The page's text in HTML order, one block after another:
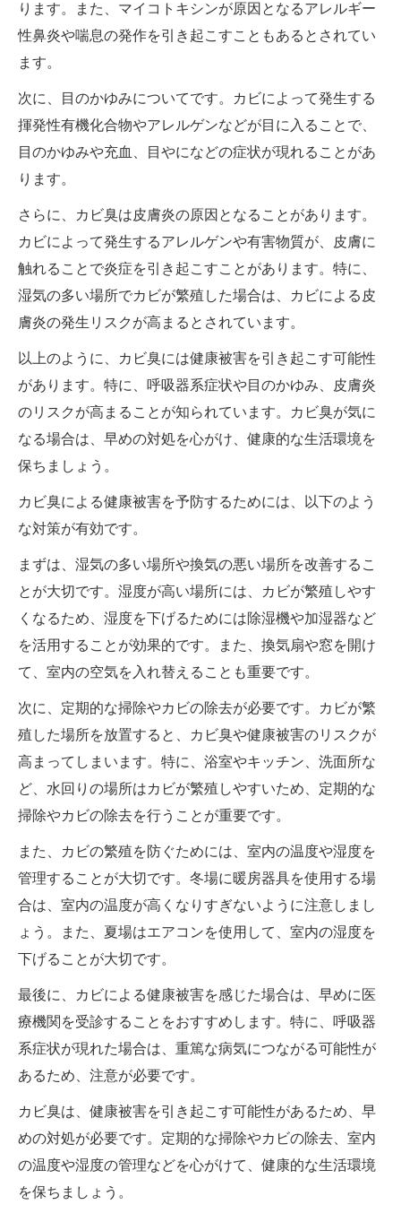
ります。また、マイコトキシンが原因となるアレルギー
性鼻炎や喘息の発作を引き起こすこともあるとされてい
ます。
次に、目のかゆみについてです。カビによって発生する
揮発性有機化合物やアレルゲンなどが目に入ることで、
目のかゆみや充血、目やになどの症状が現れることがあ
ります。
さらに、カビ臭は皮膚炎の原因となることがあります。
カビによって発生するアレルゲンや有害物質が、皮膚に
触れることで炎症を引き起こすことがあります。特に、
湿気の多い場所でカビが繁殖した場合は、カビによる皮
膚炎の発生リスクが高まるとされています。
以上のように、カビ臭には健康被害を引き起こす可能性
があります。特に、呼吸器系症状や目のかゆみ、皮膚炎
のリスクが高まることが知られています。カビ臭が気に
なる場合は、早めの対処を心がけ、健康的な生活環境を
保ちましょう。
カビ臭による健康被害を予防するためには、以下のよう
な対策が有効です。
まずは、湿気の多い場所や換気の悪い場所を改善するこ
とが大切です。湿度が高い場所には、カビが繁殖しやす
くなるため、湿度を下げるためには除湿機や加湿器など
を活用することが効果的です。また、換気扇や窓を開け
て、室内の空気を入れ替えることも重要です。
次に、定期的な掃除やカビの除去が必要です。カビが繁
殖した場所を放置すると、カビ臭や健康被害のリスクが
高まってしまいます。特に、浴室やキッチン、洗面所な
ど、水回りの場所はカビが繁殖しやすいため、定期的な
掃除やカビの除去を行うことが重要です。
また、カビの繁殖を防ぐためには、室内の温度や湿度を
管理することが大切です。冬場に暖房器具を使用する場
合は、室内の温度が高くなりすぎないように注意しまし
ょう。また、夏場はエアコンを使用して、室内の湿度を
下げることが大切です。
最後に、カビによる健康被害を感じた場合は、早めに医
療機関を受診することをおすすめします。特に、呼吸器
系症状が現れた場合は、重篤な病気につながる可能性が
あるため、注意が必要です。
カビ臭は、健康被害を引き起こす可能性があるため、早
めの対処が必要です。定期的な掃除やカビの除去、室内
の温度や湿度の管理などを心がけて、健康的な生活環境
を保ちましょう。